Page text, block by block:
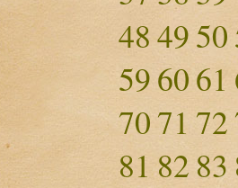
484950
596061
7071 72
81 82 83